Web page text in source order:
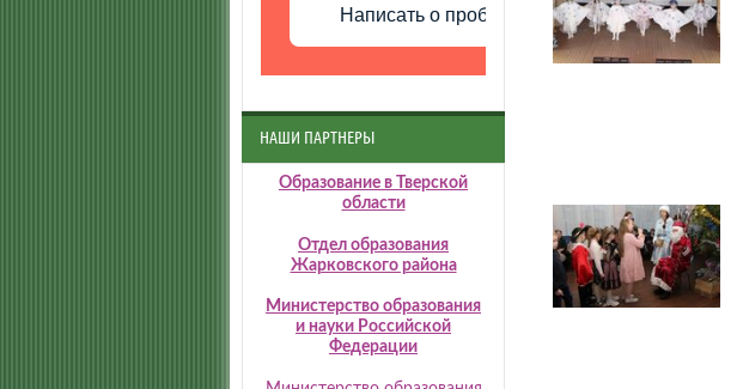
Написать о проблеме
НАШИ ПАРТНЕРЫ
Образование в Тверской
области
Отдел образования
Жарковского района
Министерство образования
и науки Российской
Федерации